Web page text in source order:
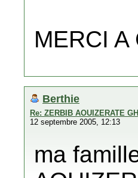
MERCI
Berthie
Re: ZERBIB AOUIZERATE
12 septembre 2005, 12:13
ma